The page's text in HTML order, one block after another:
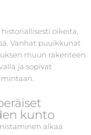
oikeita,
Vanhat puuikkunat
muun rakenteen
ja sopivat
kunto
alkaa